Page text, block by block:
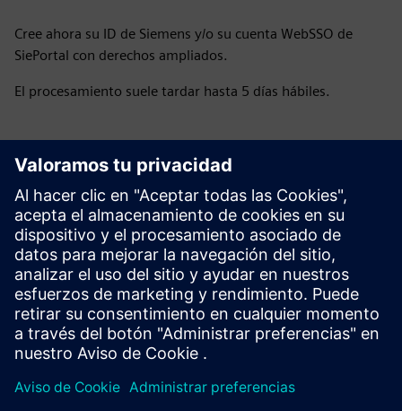
Cree ahora su ID de Siemens y/o su cuenta WebSSO de
SiePortal con derechos ampliados.
El procesamiento suele tardar hasta 5 días hábiles.
Buscador de soporte de SCE
Envíenos sus consultas de apoyo en relación con la
educación, la investigación y el desarrollo.
Su solicitud